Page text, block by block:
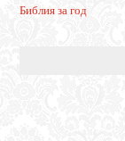
Библия за год